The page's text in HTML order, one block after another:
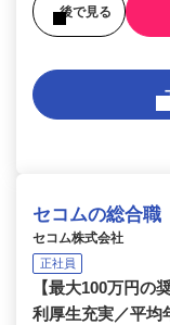
後で見る
セコムの総合職
セコム株式会社
正社員
【最大100万円の
利厚生充実／平均